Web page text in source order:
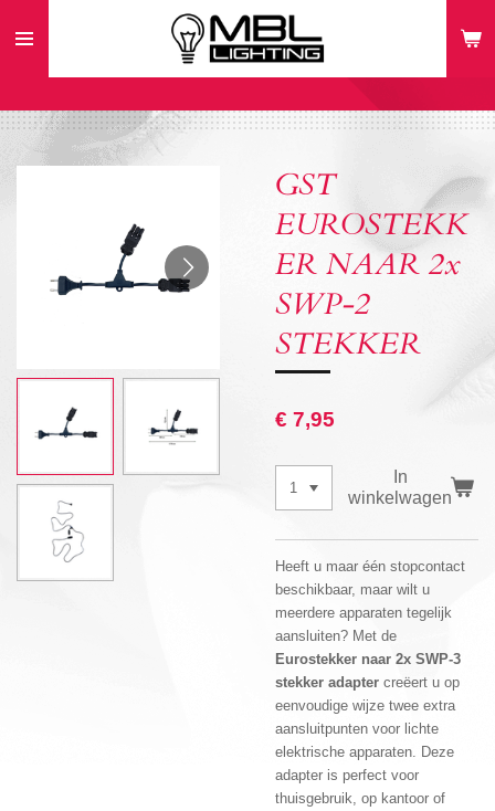
direct
hoofdinhoud
GST
EUROSTEKK
ER NAAR 2x
SWP-2
STEKKER
€ 7,95
In
winkelwagen
Heeft u maar één stopcontact
beschikbaar, maar wilt u
meerdere apparaten tegelijk
aansluiten? Met de
Eurostekker naar 2x SWP-3
stekker adapter creëert u op
eenvoudige wijze twee extra
aansluitpunten voor lichte
elektrische apparaten. Deze
adapter is perfect voor
thuisgebruik, op kantoor of